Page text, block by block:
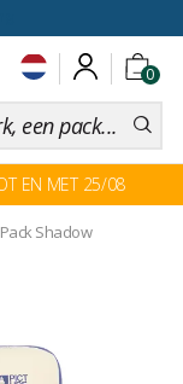
0
EN MET 25/08
Shadow